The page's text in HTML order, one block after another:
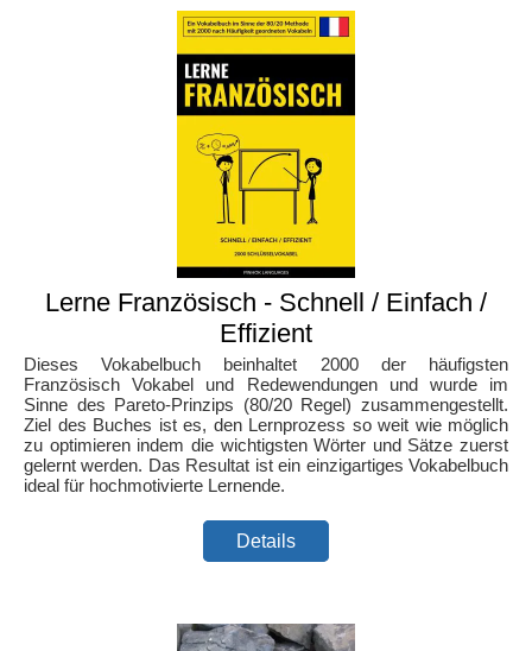
Lerne Französisch - Schnell / Einfach /
Effizient
Dieses Vokabelbuch beinhaltet 2000 der häufigsten
Französisch Vokabel und Redewendungen und wurde im
Sinne des Pareto-Prinzips (80/20 Regel) zusammengestellt.
Ziel des Buches ist es, den Lernprozess so weit wie möglich
zu optimieren indem die wichtigsten Wörter und Sätze zuerst
gelernt werden. Das Resultat ist ein einzigartiges Vokabelbuch
ideal für hochmotivierte Lernende.
Details